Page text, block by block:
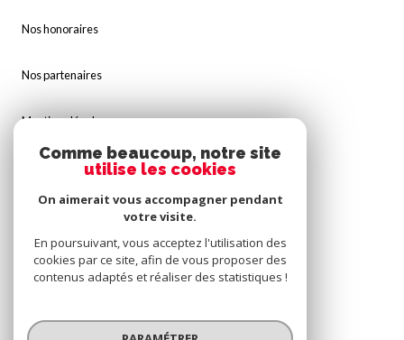
Nos honoraires
Nos partenaires
Mentions légales
Cookies
© 2026 | Tous droits réservés
Comme beaucoup, notre site
utilise les cookies
On aimerait vous accompagner pendant
votre visite.
En poursuivant, vous acceptez l'utilisation des
cookies par ce site, afin de vous proposer des
contenus adaptés et réaliser des statistiques !